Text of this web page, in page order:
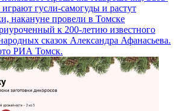
гусли-самогуды и растут
накануне провели в Томске
к 200-летию известного
сказок Александра Афанасьева.
РИА Томск.